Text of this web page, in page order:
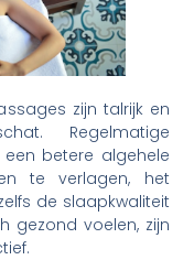
zijn talrijk en
Regelmatige
betere algehele
te verlagen, het
de slaapkwaliteit
gezond voelen, zijn